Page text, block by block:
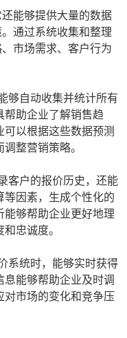
能够提供大量的数据
通过系统收集和整理
市场需求、客户行为
够自动收集并统计所有
帮助企业了解销售趋
以根据这些数据预测
整营销策略。
客户的报价历史，还能
因素，生成个性化的
够帮助企业更好地理
忠诚度。
系统时，能够实时获得
能够帮助企业及时调
对市场的变化和竞争压